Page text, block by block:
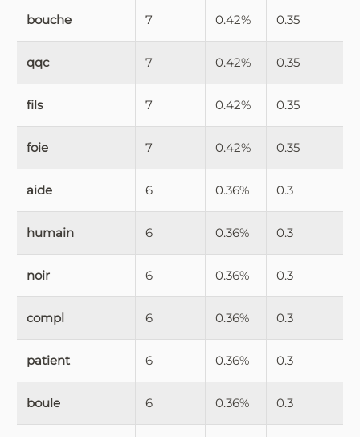
bouche 7 0.42% 0.35
qqc 7 0.42% 0.35
fils 7 0.42% 0.35
foie 7 0.42% 0.35
aide 6 0.36% 0.3
humain 6 0.36% 0.3
noir 6 0.36% 0.3
compl 6 0.36% 0.3
patient 6 0.36% 0.3
boule 6 0.36% 0.3